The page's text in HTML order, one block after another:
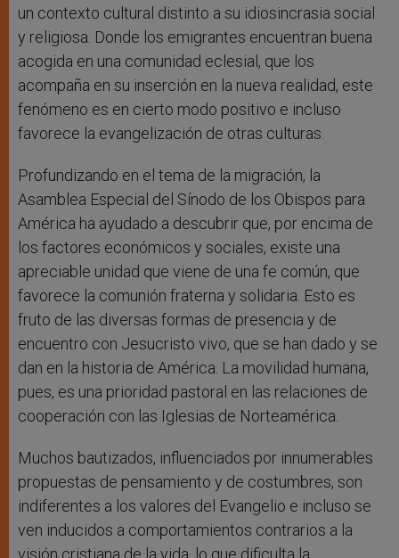
un contexto cultural distinto a su idiosincrasia social
y religiosa. Donde los emigrantes encuentran buena
acogida en una comunidad eclesial, que los
acompaña en su inserción en la nueva realidad, este
fenómeno es en cierto modo positivo e incluso
favorece la evangelización de otras culturas.
Profundizando en el tema de la migración, la
Asamblea Especial del Sínodo de los Obispos para
América ha ayudado a descubrir que, por encima de
los factores económicos y sociales, existe una
apreciable unidad que viene de una fe común, que
favorece la comunión fraterna y solidaria. Esto es
fruto de las diversas formas de presencia y de
encuentro con Jesucristo vivo, que se han dado y se
dan en la historia de América. La movilidad humana,
pues, es una prioridad pastoral en las relaciones de
cooperación con las Iglesias de Norteamérica.
Muchos bautizados, influenciados por innumerables
propuestas de pensamiento y de costumbres, son
indiferentes a los valores del Evangelio e incluso se
ven inducidos a comportamientos contrarios a la
visión cristiana de la vida, lo que dificulta la